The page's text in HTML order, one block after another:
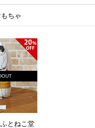
ちゃ
とねこ堂